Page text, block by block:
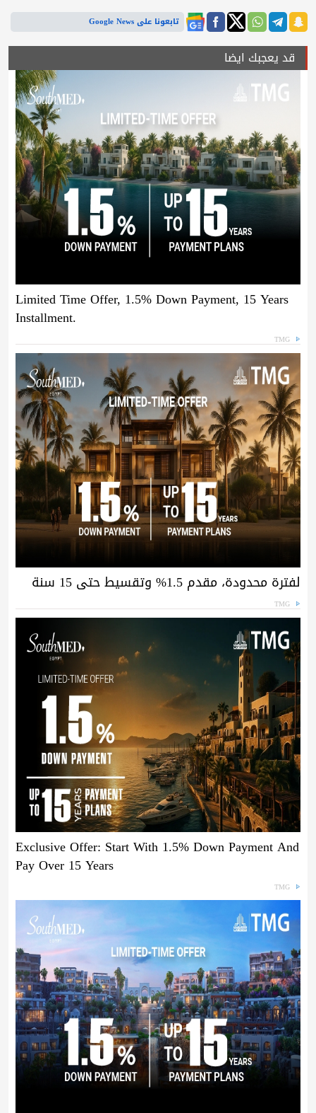
تابعونا على Google News
قد يعجبك ايضا
Limited Time Offer, 1.5% Down Payment, 15 Years
Installment.
TMG
لفترة محدودة، مقدم 1.5% وتقسيط حتى 15 سنة
TMG
Exclusive Offer: Start With 1.5% Down Payment And
Pay Over 15 Years
TMG